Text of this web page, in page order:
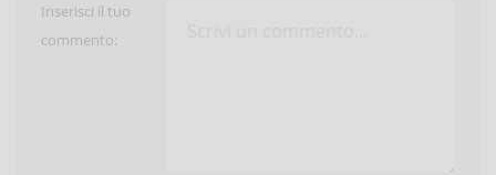
Inserisci il tuo
commento: